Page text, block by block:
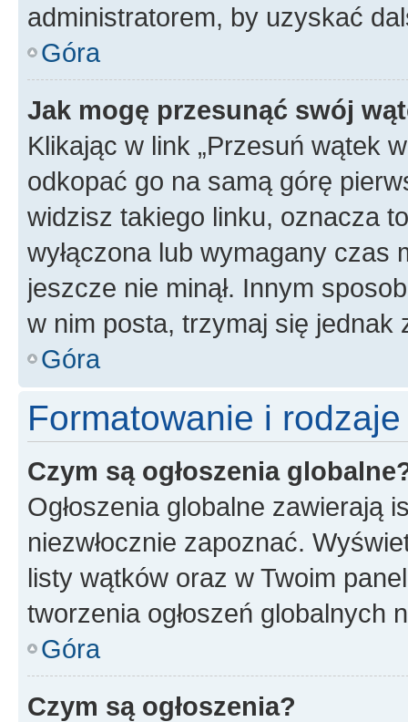
administratorem, by uzyskać
Góra
Jak mogę przesunąć swój
Klikając w link „Przesuń wątek
odkopać go na samą górę
widzisz takiego linku, oznacza
wyłączona lub wymagany czas
jeszcze nie minął. Innym
w nim posta, trzymaj się jednak
Góra
Formatowanie i
Czym są ogłoszenia
Ogłoszenia globalne zawierają
niezwłocznie zapoznać.
listy wątków oraz w Twoim
tworzenia ogłoszeń globalnych
Góra
Czym są ogłoszenia?